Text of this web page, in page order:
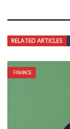
RELATED ARTICLES
FINANCE